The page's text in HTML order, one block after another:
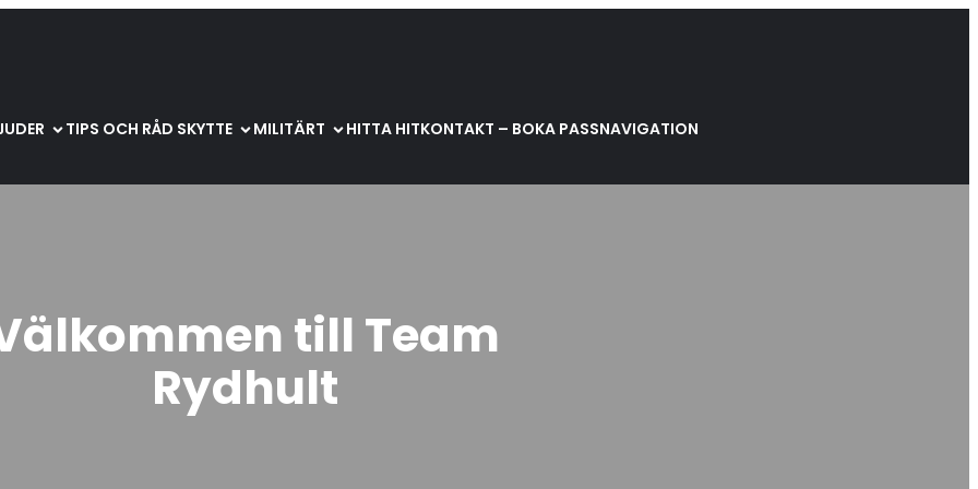
TIPS OCH RÅD SKYTTE MILITÄRT HITTA HITKONTAKT – BOKA PASSNAVIGATION
till Team
Rydhult